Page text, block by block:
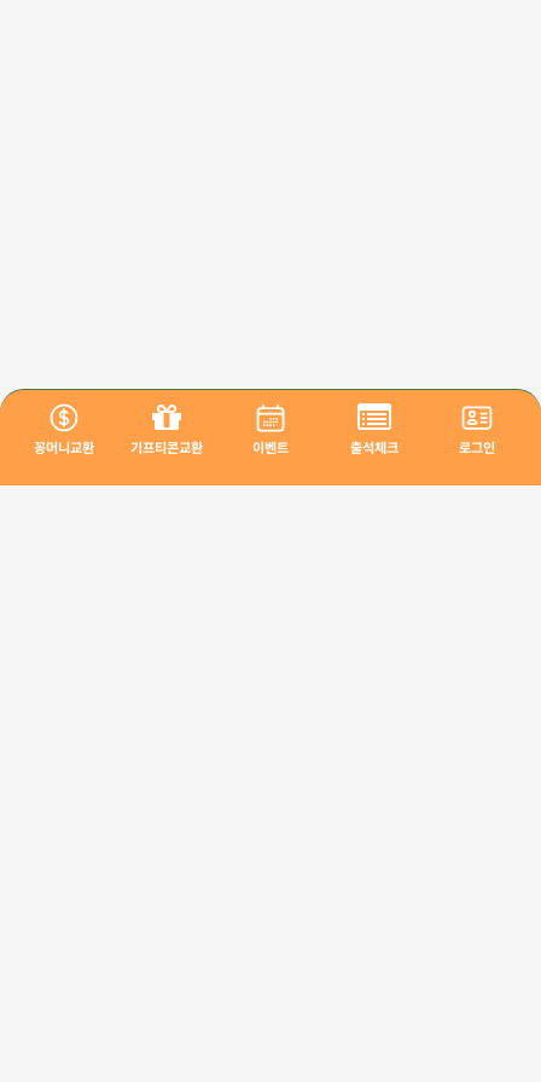
꽁머니교환 기프티콘교환 이벤트 출석체크 로그인